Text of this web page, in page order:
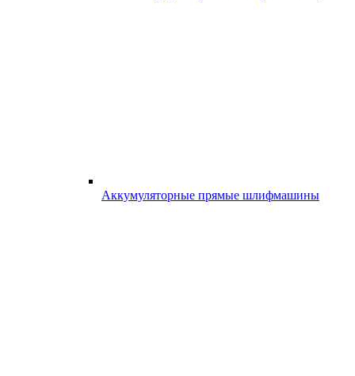
Аккумуляторные прямые шлифмашины